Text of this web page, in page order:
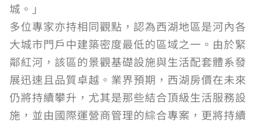
城。」
多位專家亦持相同觀點，認為西湖地區是河內各
大城市門戶中建築密度最低的區域之一。由於緊
鄰紅河，該區的景觀基礎設施與生活配套體系發
展迅速且品質卓越。業界預期，西湖房價在未來
仍將持續攀升，尤其是那些結合頂級生活服務設
施，並由國際運營商管理的綜合專案，更將持續